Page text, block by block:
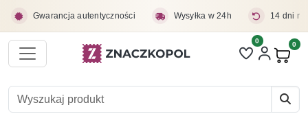
Gwarancja autentyczności Wysyłka w 24h 14 dni
Liczba pozycji
0 0